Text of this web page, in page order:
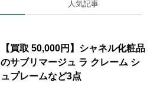
人気記事
【買取 50,000円】シャネル化粧品
のサブリマージュ ラ クレーム シ
ュプレームなど3点